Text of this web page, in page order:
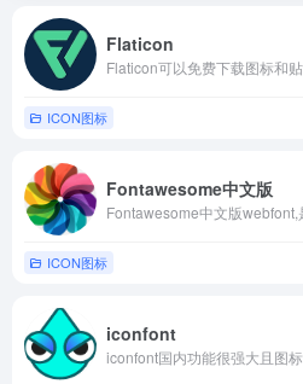
Flaticon
ICON图标
Fontawesome中文版
ICON图标
iconfont